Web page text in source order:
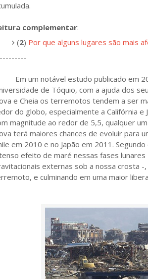
complementar:
(2) Por que alguns lugares são mais
um notável estudo publicado em
de Tóquio, com a ajuda dos
e Cheia os terremotos tendem a ser
do globo, especialmente a Califórnia
magnitude ao redor de 5,5, qualquer
terá maiores chances de evoluir para
em 2010 e no Japão em 2011.
efeito de maré nessas fases
externas sob a nossa crosta
e culminando em uma maior